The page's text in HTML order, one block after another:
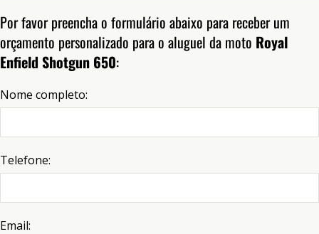
Por favor preencha o formulário abaixo para receber um
orçamento personalizado para o aluguel da moto Royal
Enfield Shotgun 650:
Nome completo:
Telefone:
Email: